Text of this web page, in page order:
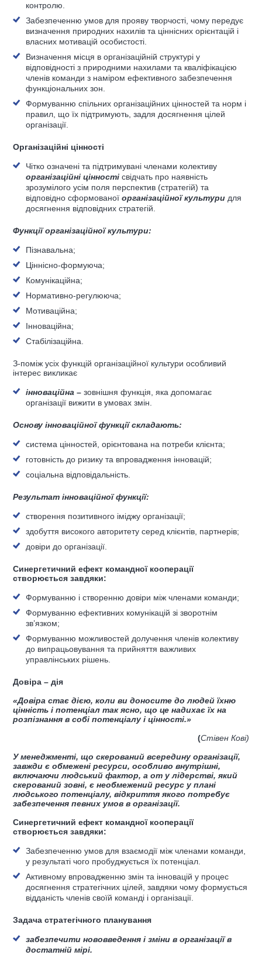
контролю.
Забезпеченню умов для прояву творчості, чому передує
визначення природних нахилів та ціннісних орієнтацій і
власних мотивацій особистості.
Визначення місця в організаційній структурі у
відповідності з природними нахилами та кваліфікацією
членів команди з наміром ефективного забезпечення
функціональних зон.
Формуванню спільних організаційних цінностей та норм і
правил, що їх підтримують, задля досягнення цілей
організації.
Організаційні цінності
Чітко означені та підтримувані членами колективу
організаційні цінності свідчать про наявність
зрозумілого усім поля перспектив (стратегій) та
відповідно сформованої організаційної культури для
досягнення відповідних стратегій.
Функції організаційної культури:
Пізнавальна;
Ціннісно-формуюча;
Комунікаційна;
Нормативно-регулююча;
Мотиваційна;
Інноваційна;
Стабілізаційна.
З-поміж усіх функцій організаційної культури особливий
інтерес викликає
інноваційна – зовнішня функція, яка допомагає
організації вижити в умовах змін.
Основу інноваційної функції складають:
система цінностей, орієнтована на потреби клієнта;
готовність до ризику та впровадження інновацій;
соціальна відповідальність.
Результат інноваційної функції:
створення позитивного іміджу організації;
здобуття високого авторитету серед клієнтів, партнерів;
довіри до організації.
Синергетичний ефект командної кооперації
створюється завдяки:
Формуванню і створенню довіри між членами команди;
Формуванню ефективних комунікацій зі зворотнім
зв’язком;
Формуванню можливостей долучення членів колективу
до випрацьовування та прийняття важливих
управлінських рішень.
Довіра – дія
«Довіра стає дією, коли ви доносите до людей їхню
цінність і потенціал так ясно, що це надихає їх на
розпізнання в собі потенціалу і цінності.»
(Стівен Кові)
У менеджменті, що скерований всередину організації,
завжди є обмежені ресурси, особливо внутрішні,
включаючи людський фактор, а от у лідерстві, який
скерований зовні, є необмежений ресурс у плані
людського потенціалу, відкриття якого потребує
забезпечення певних умов в організації.
Синергетичний ефект командної кооперації
створюється завдяки:
Забезпеченню умов для взаємодії між членами команди,
у результаті чого пробуджується їх потенціал.
Активному впровадженню змін та інновацій у процес
досягнення стратегічних цілей, завдяки чому формується
відданість членів своїй команді і організації.
Задача стратегічного планування
забезпечити нововведення і зміни в організації в
достатній мірі.